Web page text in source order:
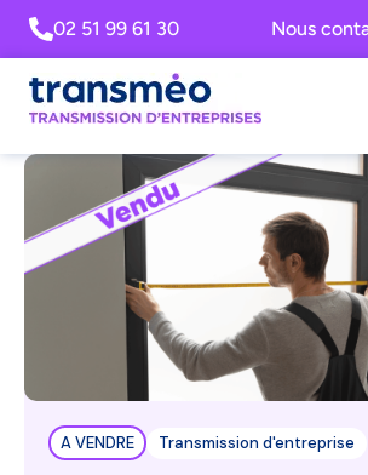
02 51 99 61 30 Nous
A VENDRE Transmission d'entreprise